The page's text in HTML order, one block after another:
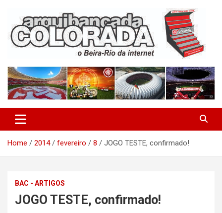
content
Arquibancada Colorada
Home 2014 fevereiro 8 JOGO TESTE, confirmado!
BAC - ARTIGOS
JOGO TESTE, confirmado!